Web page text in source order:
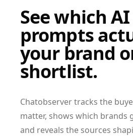
See which AI
prompts
your brand
shortlist.
Chatobserver tracks the
matter, shows which brands
and reveals the sources